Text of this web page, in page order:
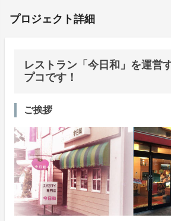
プロジェクト詳細
レストラン「今日和」を運営
プコです！
ご挨拶